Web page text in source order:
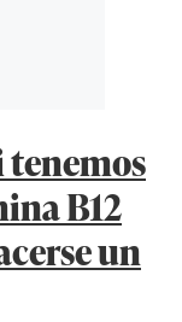
tenemos
B12
un